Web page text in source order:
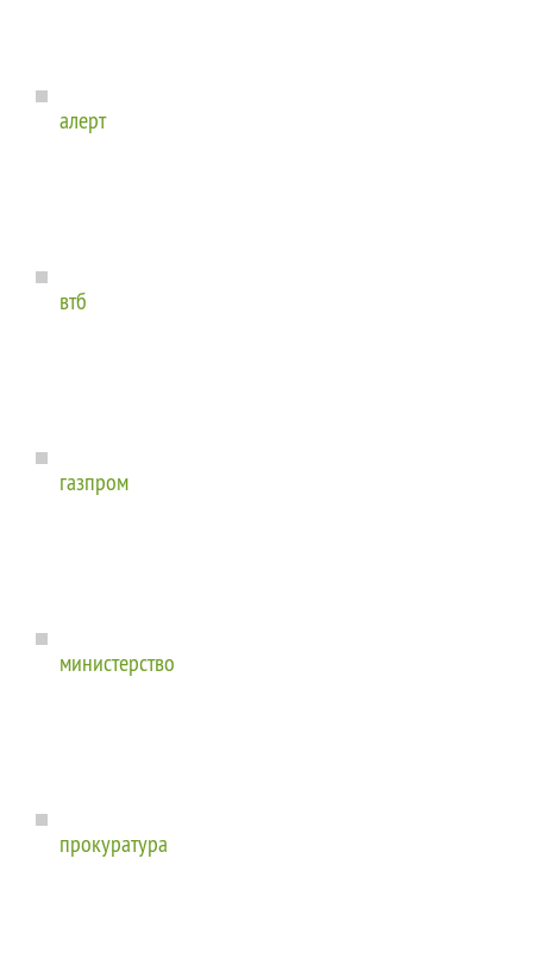
алерт
втб
газпром
министерство
прокуратура